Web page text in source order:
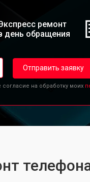
ремонт
день обращения
Отправить заявку
на обработку моих